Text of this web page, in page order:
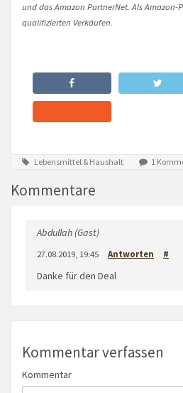
und das Amazon PartnerNet. Als Amazon-
qualifizierten Verkäufen.
Lebensmittel & Haushalt 1
Kommentare
Abdullah (Gast)
27.08.2019, 19:45 Antworten #
Danke für den Deal
Kommentar verfassen
Kommentar